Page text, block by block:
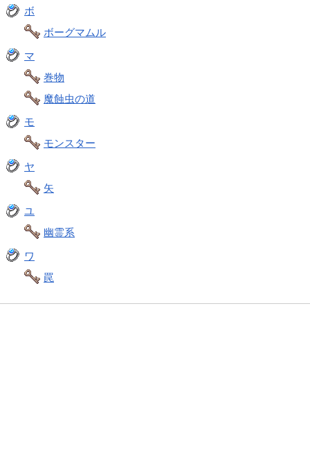
ボ
ボーグマムル
マ
巻物
魔蝕虫の道
モ
モンスター
ヤ
矢
ユ
幽霊系
ワ
罠